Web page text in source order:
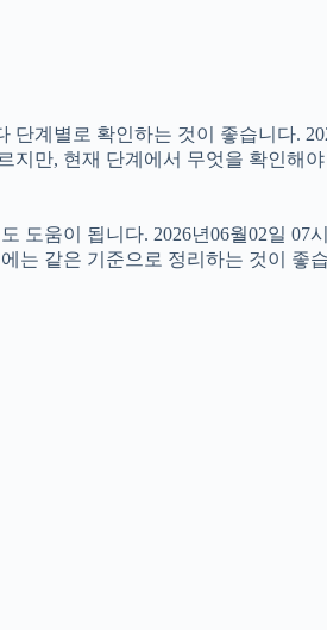
계별로 확인하는 것이 좋습니다.
만, 현재 단계에서 무엇을 확인해
도움이 됩니다. 2026년06월02일
는 같은 기준으로 정리하는 것이 좋